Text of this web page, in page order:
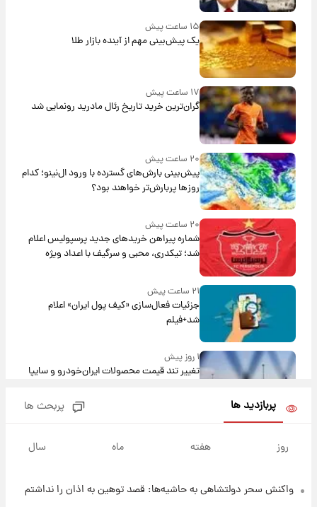
۱۵ ساعت پیش
یک پیش‌بینی مهم از آینده بازار طلا
۱۷ ساعت پیش
گران‌ترین خرید تاریخ رئال مادرید رونمایی شد
۲۰ ساعت پیش
پیش‌بینی بارش‌های گسترده با ورود ال‌نینو؛ کدام
روزها پربارش‌تر خواهند بود؟
۲۰ ساعت پیش
شماره پیراهن خریدهای جدید پرسپولیس اعلام
شد؛ تیکدری، محبی و سرگیف با اعداد ویژه
۲۱ ساعت پیش
جزئیات فعال‌سازی «کیف پول ایران» اعلام
شد+فیلم
۱ روز پیش
تغییر تند قیمت محصولات ایران‌خودرو و سایپا
۱ روز پیش
پربازدید ها پربحث ها
روز هفته ماه سال
واکنش سحر دولتشاهی به حاشیه‌ها: قصد توهین به اذان را نداشتم